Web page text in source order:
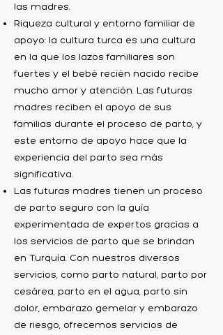
las madres.
Riqueza cultural y entorno familiar de
apoyo: la cultura turca es una cultura
en la que los lazos familiares son
fuertes y el bebé recién nacido recibe
mucho amor y atención. Las futuras
madres reciben el apoyo de sus
familias durante el proceso de parto, y
este entorno de apoyo hace que la
experiencia del parto sea más
significativa.
Las futuras madres tienen un proceso
de parto seguro con la guía
experimentada de expertos gracias a
los servicios de parto que se brindan
en Turquía. Con nuestros diversos
servicios, como parto natural, parto por
cesárea, parto en el agua, parto sin
dolor, embarazo gemelar y embarazo
de riesgo, ofrecemos servicios de